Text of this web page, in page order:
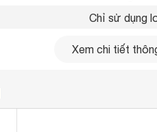
Chỉ sử dụng
Có hẹn giờ
Xem chi tiết